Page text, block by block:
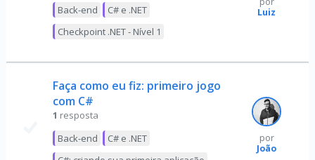
Back-end
C# e .NET
Checkpoint .NET - Nível 1
Luiz
Faça como eu fiz: primeiro jogo
com C#
1 resposta
Back-end
C# e .NET
por
João